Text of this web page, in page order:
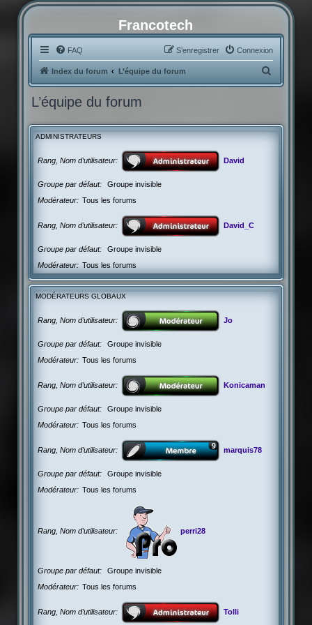
Francotech
FAQ Connexion
S’enregistrer
Index du forum L’équipe du forum
e
L’équipe du forum
ADMINISTRATEURS
Rang, Nom d’utilisateur David
Groupe par défaut
Groupe invisible
Modérateur
Tous les forums
Rang, Nom d’utilisateur David_C
Groupe par défaut
Groupe invisible
Modérateur
Tous les forums
MODÉRATEURS GLOBAUX
Rang, Nom d’utilisateur Jo
Groupe par défaut
Groupe invisible
Modérateur
Tous les forums
Rang, Nom d’utilisateur Konicaman
Groupe par défaut
Groupe invisible
Modérateur
Tous les forums
Rang, Nom d’utilisateur marquis78
Groupe par défaut
Groupe invisible
Modérateur
Tous les forums
Rang, Nom d’utilisateur perri28
Groupe par défaut
Groupe invisible
Modérateur
Tous les forums
Rang, Nom d’utilisateur Tolli